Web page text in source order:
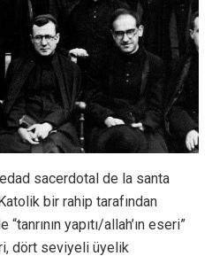
sacerdotal de la santa
bir rahip tarafından
yapıtı/allah’ın eseri”
dört seviyeli üyelik